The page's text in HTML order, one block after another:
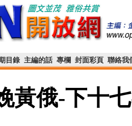
目錄 主編的話 專欄 封面彩頁 聯絡我
黃俄-下十